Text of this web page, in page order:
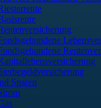
Sparen